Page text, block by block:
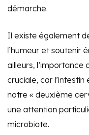
démarche.
Il existe également
l’humeur et soutenir
ailleurs, l’importance
cruciale, car
notre « deuxième
une attention
microbiote.